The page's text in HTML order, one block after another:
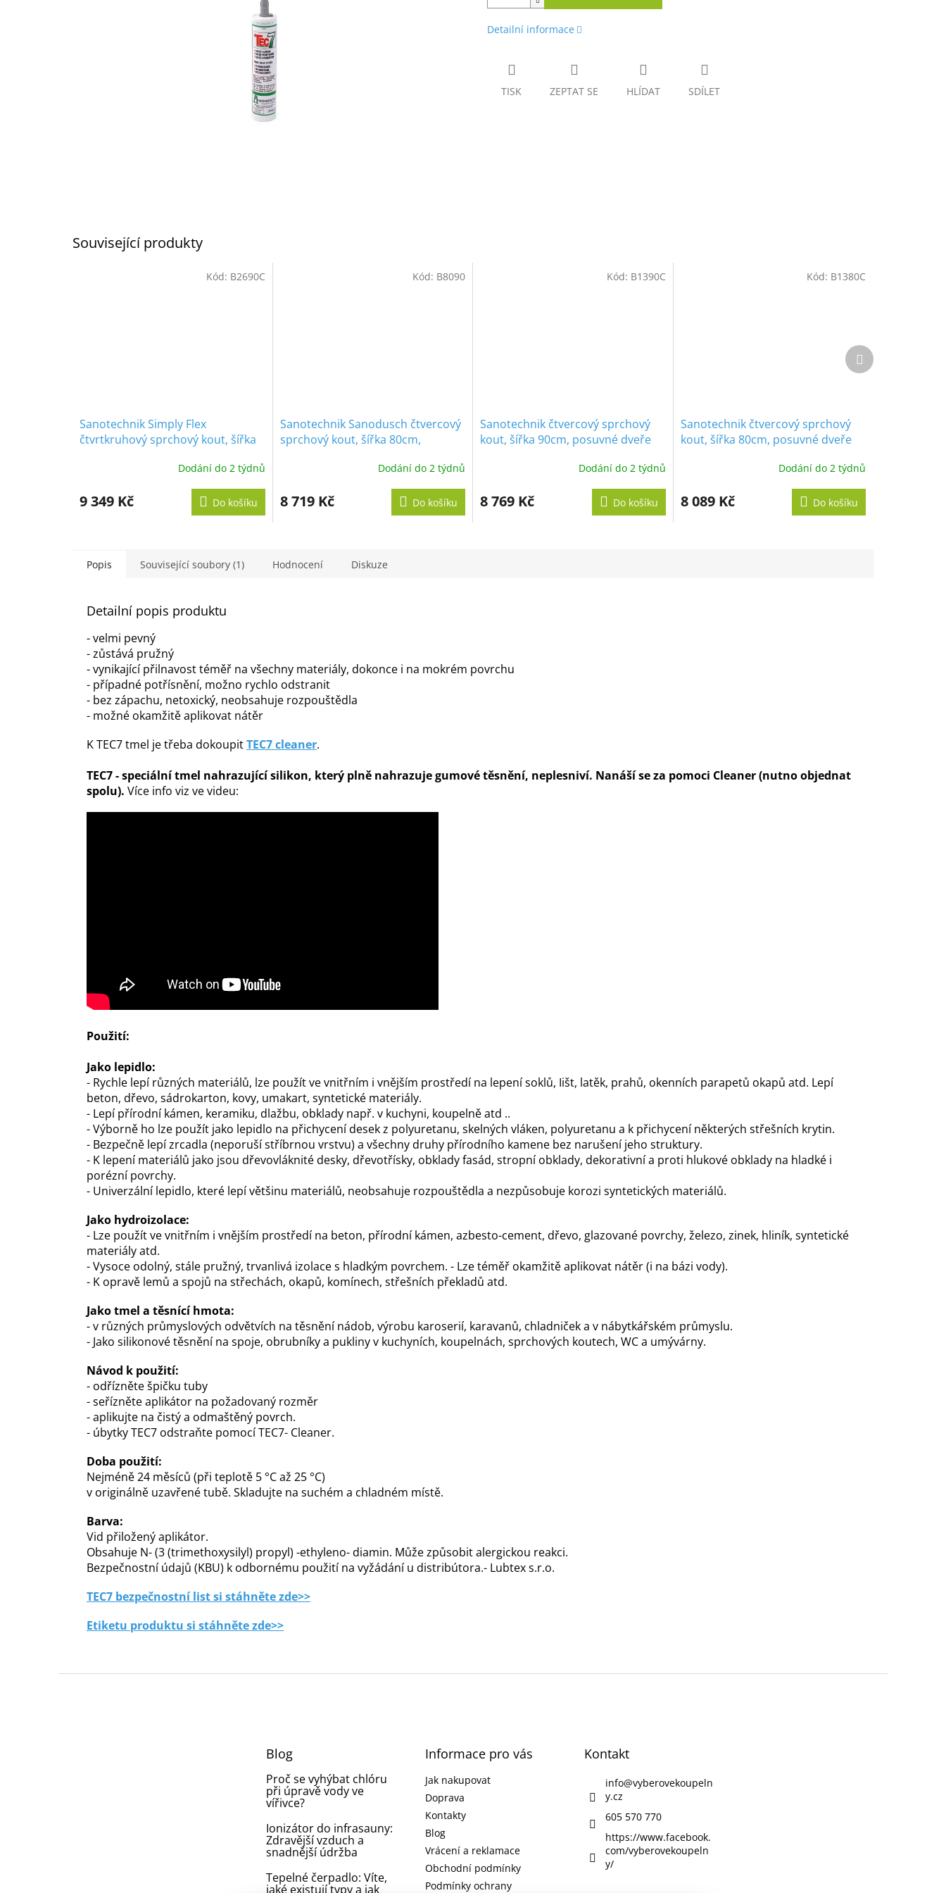
Detailní informace
TISK ZEPTAT SE HLÍDAT SDÍLET
Související produkty
Sanotechnik Simply Flex
čtvrtkruhový sprchový kout, šířka
Dodání do 2 týdnů
9 349 Kč Do košíku
Kód: B2690C
Sanotechnik Sanodusch čtvercový
sprchový kout, šířka 80cm,
Dodání do 2 týdnů
8 719 Kč Do košíku
Kód: B8090
Sanotechnik čtvercový sprchový
kout, šířka 90cm, posuvné dveře
Dodání do 2 týdnů
8 769 Kč Do košíku
Kód: B1390C
Sanotechnik čtvercový sprchový
kout, šířka 80cm, posuvné dveře
Dodání do 2 týdnů
8 089 Kč Do košíku
Kód: B1380C
Další
produkt
Popis Související soubory (1) Hodnocení Diskuze
Detailní popis produktu
- velmi pevný
- zůstává pružný
- vynikající přilnavost téměř na všechny materiály, dokonce i na mokrém povrchu
- případné potřísnění, možno rychlo odstranit
- bez zápachu, netoxický, neobsahuje rozpouštědla
- možné okamžitě aplikovat nátěr
K TEC7 tmel je třeba dokoupitTEC7 cleaner.
TEC7 - speciální tmel nahrazující silikon, který plně nahrazuje gumové těsnění, neplesniví. Nanáší se za pomoci Cleaner (nutno objednat
spolu). Více info viz ve videu:
Použití:
Jako lepidlo:
- Rychle lepí různých materiálů, lze použít ve vnitřním i vnějším prostředí na lepení soklů, Iišt, latěk, prahů, okenních parapetů okapů atd. Lepí
beton, dřevo, sádrokarton, kovy, umakart, syntetické materiály.
- Lepí přírodní kámen, keramiku, dlažbu, obklady např. v kuchyni, koupelně atd ..
- Výborně ho lze použít jako lepidlo na přichycení desek z polyuretanu, skelných vláken, polyuretanu a k přichycení některých střešních krytin.
- Bezpečně lepí zrcadla (neporuší stříbrnou vrstvu) a všechny druhy přírodního kamene bez narušení jeho struktury.
- K lepení materiálů jako jsou dřevovláknité desky, dřevotřísky, obklady fasád, stropní obklady, dekorativní a proti hlukové obklady na hladké i
porézní povrchy.
- Univerzální lepidlo, které lepí většinu materiálů, neobsahuje rozpouštědla a nezpůsobuje korozi syntetických materiálů.
Jako hydroizolace:
- Lze použít ve vnitřním i vnějším prostředí na beton, přírodní kámen, azbesto-cement, dřevo, glazované povrchy, železo, zinek, hliník, syntetické
materiály atd.
- Vysoce odolný, stále pružný, trvanlivá izolace s hladkým povrchem. - Lze téměř okamžitě aplikovat nátěr (i na bázi vody).
- K opravě lemů a spojů na střechách, okapů, komínech, střešních překladů atd.
Jako tmel a těsnící hmota:
- v různých průmyslových odvětvích na těsnění nádob, výrobu karoserií, karavanů, chladniček a v nábytkářském průmyslu.
- Jako silikonové těsnění na spoje, obrubníky a pukliny v kuchyních, koupelnách, sprchových koutech, WC a umývárny.
Návod k použití:
- odřízněte špičku tuby
- seřízněte aplikátor na požadovaný rozměr
- aplikujte na čistý a odmaštěný povrch.
- úbytky TEC7 odstraňte pomocí TEC7- Cleaner.
Doba použití:
Nejméně 24 měsíců (při teplotě 5 °C až 25 °C)
v originálně uzavřené tubě. Skladujte na suchém a chladném místě.
Barva:
Vid přiložený aplikátor.
Obsahuje N- (3 (trimethoxysilyl) propyl) -ethyleno- diamin. Může způsobit alergickou reakci.
Bezpečnostní údajů (KBU) k odbornému použití na vyžádání u distribútora.- Lubtex s.r.o.
TEC7 bezpečnostní list si stáhněte zde>>
Etiketu produktu si stáhněte zde>>
Blog
Proč se vyhýbat chlóru
při úpravě vody ve
vířivce?
Ionizátor do infrasauny:
Zdravější vzduch a
snadnější údržba
Tepelné čerpadlo: Víte,
jaké existují typy a jak
Informace pro vás
Jak nakupovat
Doprava
Kontakty
Blog
Vrácení a reklamace
Obchodní podmínky
Podmínky ochrany
Kontakt
info@vyberovekoupeln
y.cz
605 570 770
https://www.facebook.
com/vyberovekoupeln
y/